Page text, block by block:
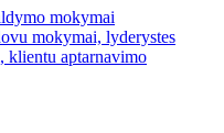
mokymai
mokymai, lyderystes
klientu aptarnavimo